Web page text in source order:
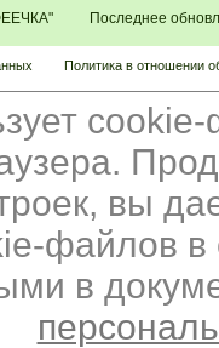
Последнее
Политика в отношении
вы
файлов в
в